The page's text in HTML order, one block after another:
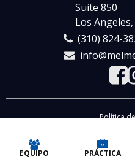
EQUIPO PRÁCTICA
Suite 850
Los
(310) 824-
Política